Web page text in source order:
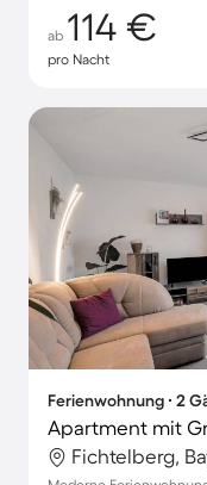
ab 114 €
pro Nacht
Ferienwohnung ∙ 2
Fichtelberg,